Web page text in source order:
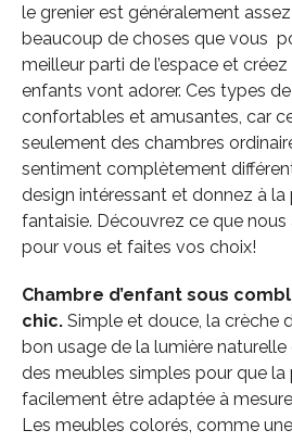
le grenier est généralement
beaucoup de choses que vous
meilleur parti de l’espace et
enfants vont adorer. Ces types
confortables et amusantes, car
seulement des chambres
sentiment complètement
design intéressant et donnez à la
fantaisie. Découvrez ce que
pour vous et faites vos choix!
Chambre d’enfant sous
chic. Simple et douce, la crèche
bon usage de la lumière naturelle
des meubles simples pour que la
facilement être adaptée à
Les meubles colorés, comme